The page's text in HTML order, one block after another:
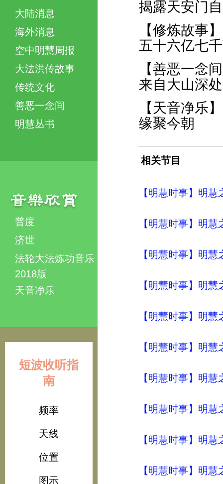
大陆消息
海外消息
空中明慧周报
大法洪传故事
传统文化
善恶一念间
明慧丛书
普度
济世
法轮大法炼功音乐
2018版
天音净乐
短波收听指
南
频率
天线
位置
图示
揭露天安门
【修炼故事】
五十六亿七
【善恶一念
来自大山深
【天音净乐】
缘聚今朝
相关节目
【明慧时事】明
【明慧时事】明
【明慧时事】明
【明慧时事】明
【明慧时事】明
【明慧时事】明
【明慧时事】明
【明慧时事】明
【明慧时事】明
【明慧时事】明